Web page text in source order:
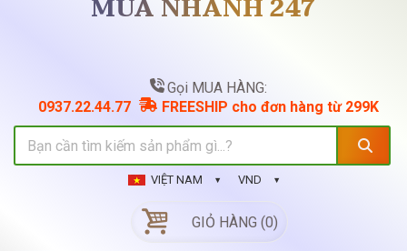
MUA NHANH 247
Gọi MUA HÀNG:
0937.22.44.77
FREESHIP cho đơn hàng từ 299K
VIỆT NAM VND
GIỎ HÀNG (0)